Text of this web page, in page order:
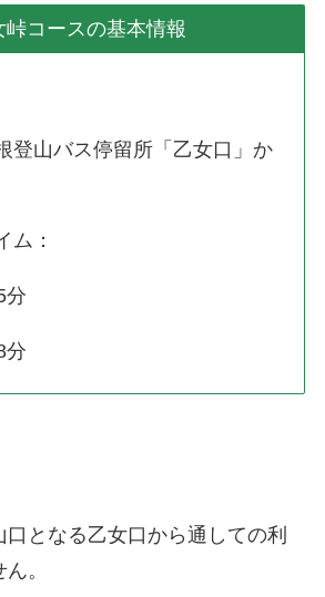
峠コースの基本情報
登山バス停留所「乙女口」か
ム：
分
分
となる乙女口から通しての利
。